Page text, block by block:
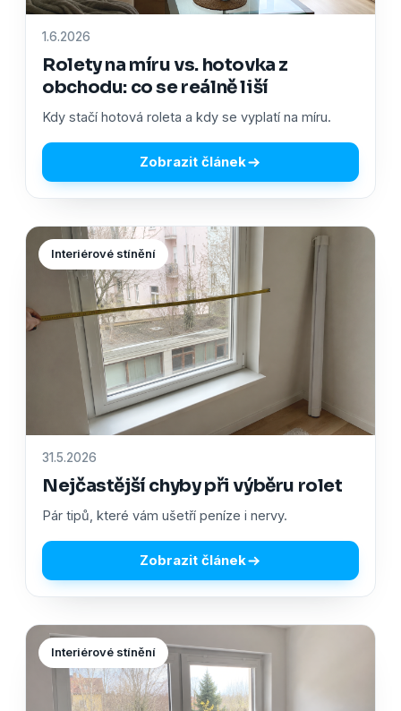
1.6.2026
Rolety na míru vs. hotovka z
obchodu: co se reálně liší
Kdy stačí hotová roleta a kdy se vyplatí na míru.
Zobrazit článek
Interiérové stínění
31.5.2026
Nejčastější chyby při výběru rolet
Pár tipů, které vám ušetří peníze i nervy.
Zobrazit článek
Interiérové stínění